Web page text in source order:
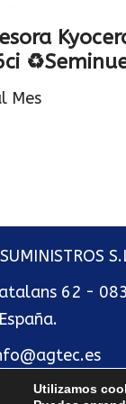
Mes
62 -
Utilizamos